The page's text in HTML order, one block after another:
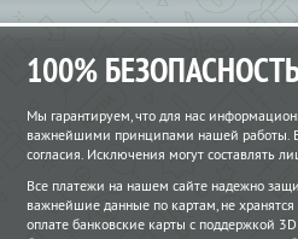
100%
Мы гарантируем, что для нас
важнейшими принципами нашей работы.
согласия. Исключения могут составлять
Все платежи на нашем сайте надежно
важнейшие данные по картам, не
оплате банковские карты с поддержкой